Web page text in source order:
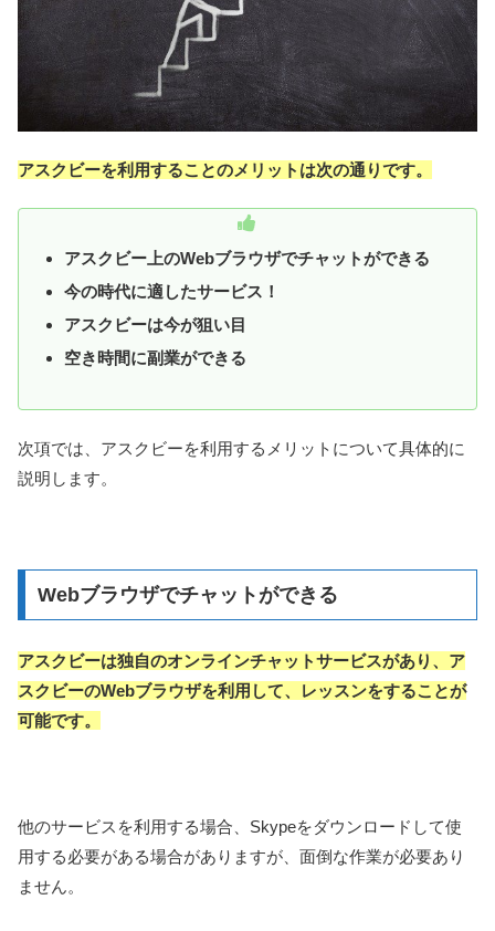
アスクビーを利用することのメリットは次の通りです。
アスクビー上のWebブラウザでチャットができる
今の時代に適したサービス！
アスクビーは今が狙い目
空き時間に副業ができる
次項では、アスクビーを利用するメリットについて具体的に
説明します。
Webブラウザでチャットができる
アスクビーは独自のオンラインチャットサービスがあり、ア
スクビーのWebブラウザを利用して、レッスンをすることが
可能です。
他のサービスを利用する場合、Skypeをダウンロードして使
用する必要がある場合がありますが、面倒な作業が必要あり
ません。